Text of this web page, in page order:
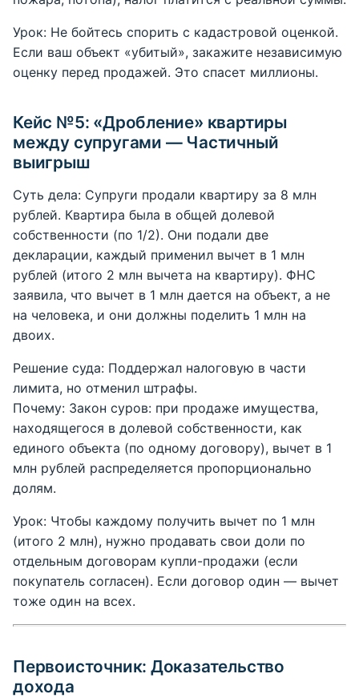
Урок: Не бойтесь спорить с кадастровой оценкой.
Если ваш объект «убитый», закажите независимую
оценку перед продажей. Это спасет миллионы.
Кейс №5: «Дробление» квартиры
между супругами — Частичный
выигрыш
Суть дела: Супруги продали квартиру за 8 млн
рублей. Квартира была в общей долевой
собственности (по 1/2). Они подали две
декларации, каждый применил вычет в 1 млн
рублей (итого 2 млн вычета на квартиру). ФНС
заявила, что вычет в 1 млн дается на объект, а не
на человека, и они должны поделить 1 млн на
двоих.
Решение суда: Поддержал налоговую в части
лимита, но отменил штрафы.
Почему: Закон суров: при продаже имущества,
находящегося в долевой собственности, как
единого объекта (по одному договору), вычет в 1
млн рублей распределяется пропорционально
долям.
Урок: Чтобы каждому получить вычет по 1 млн
(итого 2 млн), нужно продавать свои доли по
отдельным договорам купли-продажи (если
покупатель согласен). Если договор один — вычет
тоже один на всех.
Первоисточник: Доказательство
дохода